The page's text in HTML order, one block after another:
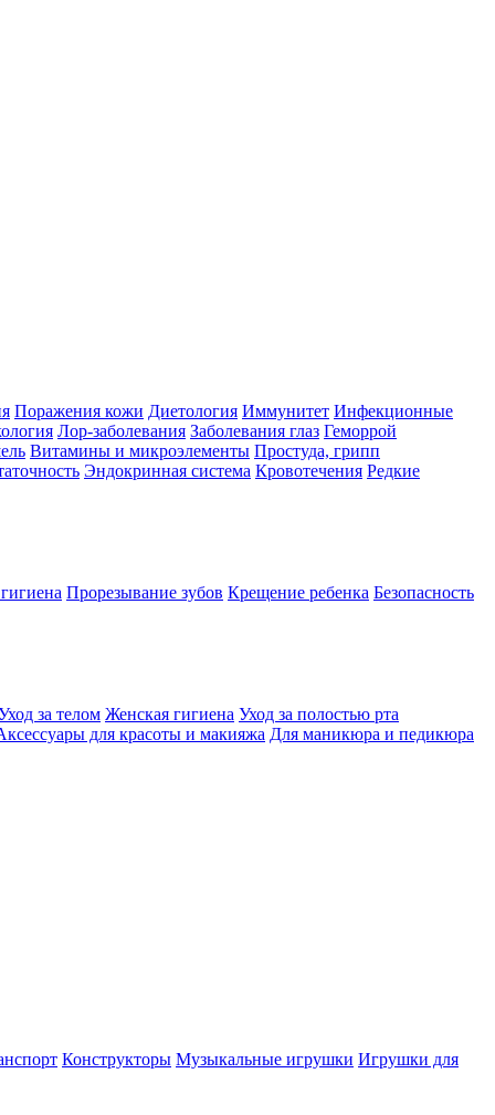
Поражения кожи Диетология Иммунитет Инфекционные
Лор-заболевания Заболевания глаз Геморрой
Витамины и микроэлементы Простуда, грипп
Эндокринная система Кровотечения Редкие
Прорезывание зубов Крещение ребенка Безопасность
за телом Женская гигиена Уход за полостью рта
для красоты и макияжа Для маникюра и педикюра
Конструкторы Музыкальные игрушки Игрушки для